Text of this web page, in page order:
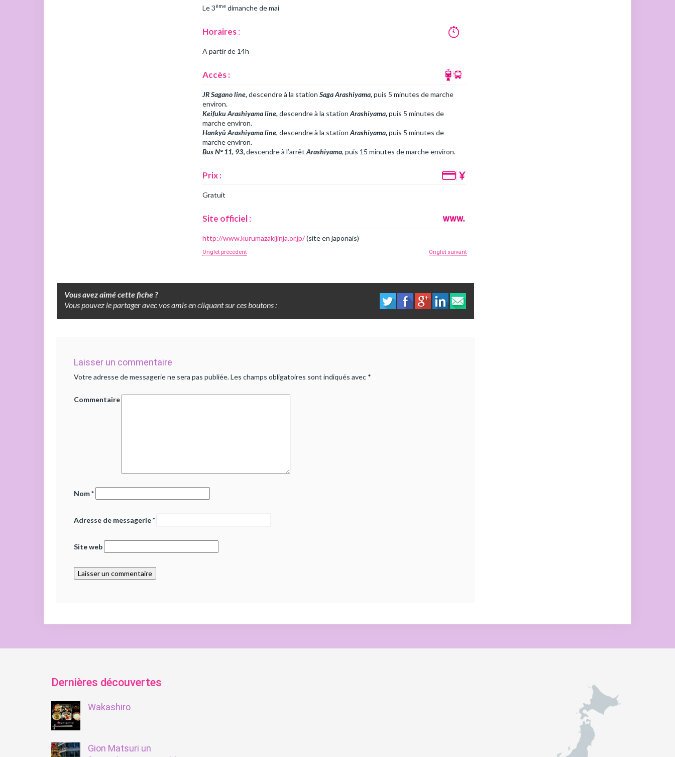
Le 3ème dimanche de mai
Horaires:
A partir de 14h
Accès :
JR Sagano line,descendre à la stationSaga Arashiyama,puis 5 minutes de marche
environ.
Keifuku Arashiyama line,descendre à la stationArashiyama,puis 5 minutes de
marche environ.
Hankyû Arashiyama line, descendre à la stationArashiyama,puis 5 minutes de
marche environ.
Bus N° 11, 93,descendre à l’arrêtArashiyama, puis 15 minutes de marche environ.
Prix :
Gratuit
Site officiel:
http://www.kurumazakijinja.or.jp/(site en japonais)
Onglet précédent Onglet suivant
Vous avez aimé cette fiche ?
Vous pouvez le partager avec vos amis en cliquant sur ces boutons :
Laisser un commentaire
Votre adresse de messagerie ne sera pas publiée.Les champs obligatoires sont indiqués avec *
Commentaire
Nom*
Adresse de messagerie*
Site web
Dernières découvertes
Wakashiro
Gion Matsuri un